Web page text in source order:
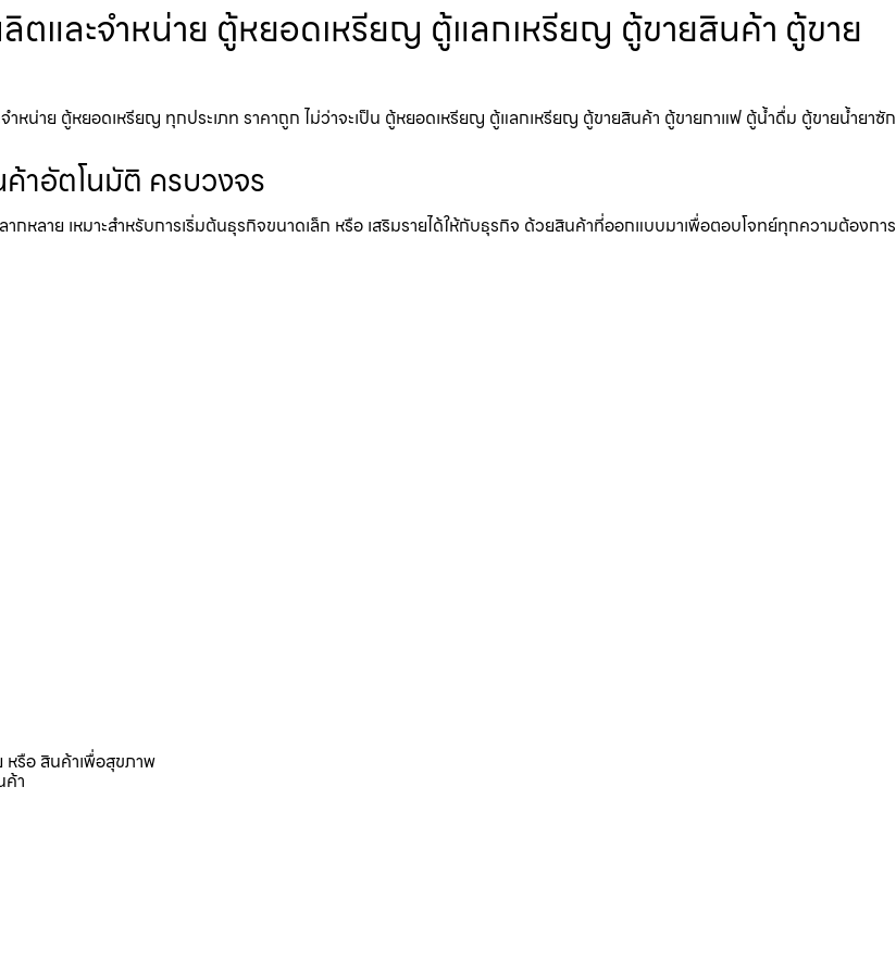
ตและจำหน่าย ตู้หยอดเหรียญ ตู้แลกเหรียญ ตู้ขายสินค้า ตู้ขาย
หน่าย ตู้หยอดเหรียญ ทุกประเภท ราคาถูก ไม่ว่าจะเป็น ตู้หยอดเหรียญ ตู้แลกเหรียญ ตู้ขายสินค้า ตู้ขายกาแฟ ตู้น้ำดื่ม ตู้ขายน้ำยาซัก
าอัตโนมัติ ครบวงจร
หลาย เหมาะสำหรับการเริ่มต้นธุรกิจขนาดเล็ก หรือ เสริมรายได้ให้กับธุรกิจ ด้วยสินค้าที่ออกแบบมาเพื่อตอบโจทย์ทุกความต้องการ
หรือ สินค้าเพื่อสุขภาพ
ค้า